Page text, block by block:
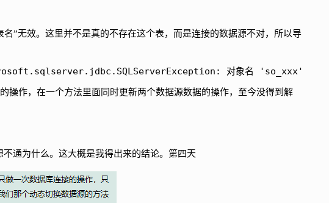
”无效。这里并不是真的不存在这个表，而是连接的数据源不对，所以导
对象名 'so_xxx' 无效
作，在一个方法里面同时更新两个数据源数据的操作，至今没得到解
不通为什么。这大概是我得出来的结论。第四天